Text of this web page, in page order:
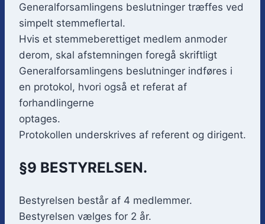
Generalforsamlingens beslutninger træffes ved
simpelt stemmeflertal.
Hvis et stemmeberettiget medlem anmoder
derom, skal afstemningen foregå skriftligt
Generalforsamlingens beslutninger indføres i
en protokol, hvori også et referat af
forhandlingerne
optages.
Protokollen underskrives af referent og dirigent.
§9 BESTYRELSEN.
Bestyrelsen består af 4 medlemmer.
Bestyrelsen vælges for 2 år.